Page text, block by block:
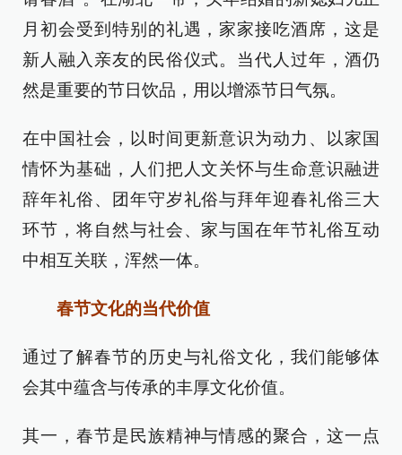
月初会受到特别的礼遇，家家接吃酒席，这是
新人融入亲友的民俗仪式。当代人过年，酒仍
然是重要的节日饮品，用以增添节日气氛。
在中国社会，以时间更新意识为动力、以家国
情怀为基础，人们把人文关怀与生命意识融进
辞年礼俗、团年守岁礼俗与拜年迎春礼俗三大
环节，将自然与社会、家与国在年节礼俗互动
中相互关联，浑然一体。
春节文化的当代价值
通过了解春节的历史与礼俗文化，我们能够体
会其中蕴含与传承的丰厚文化价值。
其一，春节是民族精神与情感的聚合，这一点